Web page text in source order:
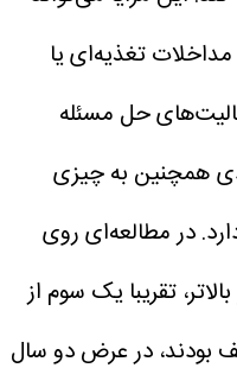
تغذیه‌ای یا
حل مسئله
همچنین به چیزی
در مطالعه‌ای روی
۷۵ ساله و بالاتر، تقریبا یک سوم از
بودند، در عرض دو سال